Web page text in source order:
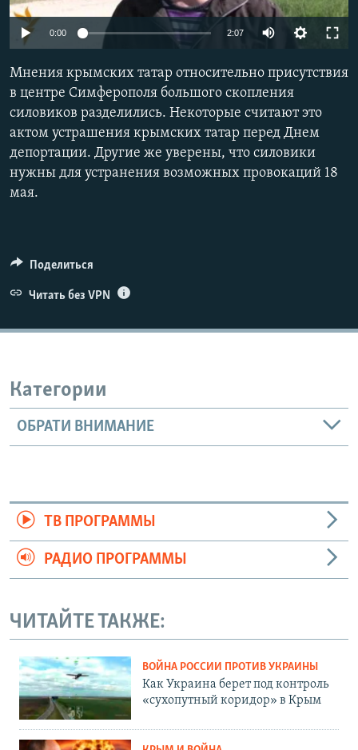
ПОБЕДИТЕЛЕЙ НЕ СУДЯТ?
КРЫМ.НЕПОКОРЕННЫЙ
ELIFBE
УКРАИНСКАЯ ПРОБЛЕМА КРЫМА
ПРИСОЕДИНЯЙТЕСЬ!
Все сайты RFE/RL
0:00 2:07
Мнения крымских татар относительно присутствия
в центре Симферополя большого скопления
силовиков разделились. Некоторые считают это
актом устрашения крымских татар перед Днем
депортации. Другие же уверены, что силовики
нужны для устранения возможных провокаций 18
мая.
Поделиться
Читать без VPN
Категории
ОБРАТИ ВНИМАНИЕ
ТВ ПРОГРАММЫ
РАДИО ПРОГРАММЫ
ЧИТАЙТЕ ТАКЖЕ:
ВОЙНА РОССИИ ПРОТИВ УКРАИНЫ
Как Украина берет под контроль
«сухопутный коридор» в Крым